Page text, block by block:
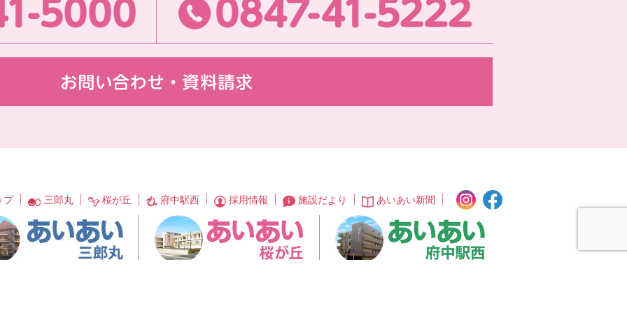
0847-41-5000
ープ
プ 三郎丸 桜が丘 府中駅西 採用情報 施設だより あいあい新聞 instagram
あいあい三郎丸 あいあい桜が丘